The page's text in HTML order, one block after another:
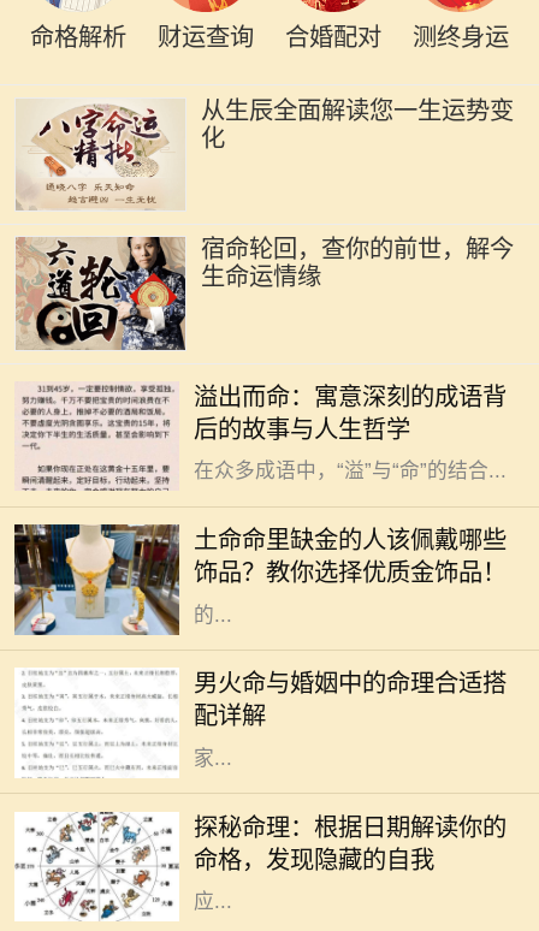
命格解析 财运查询 合婚配对 测终身运
从生辰全面解读您一生运势变
化
宿命轮回，查你的前世，解今
生命运情缘
溢出而命：寓意深刻的成语背
后的故事与人生哲学
在中华文化的浩瀚长河中，成语作为
语言的一部分，不仅丰富了我们的表
达方式，也蕴藏着深厚的文化底蕴。
在众多成语中，“溢”与“命”的结合...
土命命里缺金的人该佩戴哪些
饰品？教你选择优质金饰品！
在中国传统文化中，五行之说深深扎
根于人们的生活与信仰之中。五行分
别是金、木、水、火、土，每一个人
的命理中都有其主导的元素。有些人
的...
男火命与婚姻中的命理合适搭
配详解
命理学在中国传统文化中占据着重要
的地位，尤其是在婚姻选择上。对于
男火命来说，选择合适的命理搭配非
常关键，这可以影响到感情的和谐与
家...
探秘命理：根据日期解读你的
命格，发现隐藏的自我
在中国传统文化中，命理学作为一门
古老的学问，深受人们的关注。每个
人的生辰八字、出生日期，都会对其
命格产生显著的影响。不同的日期对
应...
在现代社会中，越来越多的人开始关